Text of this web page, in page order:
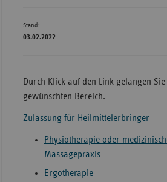
Stand:
03.02.2022
Durch Klick auf den Link gelangen
gewünschten Bereich.
Zulassung für Heilmittelerbringer
Physiotherapie oder
Massagepraxis
Ergotherapie